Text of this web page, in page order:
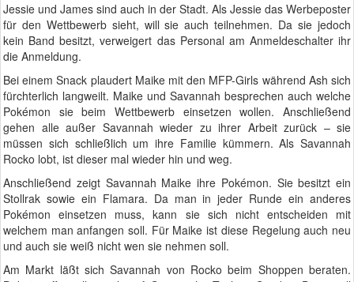
Jessie und James sind auch in der Stadt. Als Jessie das Werbeposter
für den Wettbewerb sieht, will sie auch teilnehmen. Da sie jedoch
kein Band besitzt, verweigert das Personal am Anmeldeschalter ihr
die Anmeldung.
Bei einem Snack plaudert Maike mit den MFP-Girls während Ash sich
fürchterlich langweilt. Maike und Savannah besprechen auch welche
Pokémon sie beim Wettbewerb einsetzen wollen. Anschließend
gehen alle außer Savannah wieder zu ihrer Arbeit zurück – sie
müssen sich schließlich um ihre Familie kümmern. Als Savannah
Rocko lobt, ist dieser mal wieder hin und weg.
Anschließend zeigt Savannah Maike ihre Pokémon. Sie besitzt ein
Stollrak sowie ein Flamara. Da man in jeder Runde ein anderes
Pokémon einsetzen muss, kann sie sich nicht entscheiden mit
welchem man anfangen soll. Für Maike ist diese Regelung auch neu
und auch sie weiß nicht wen sie nehmen soll.
Am Markt läßt sich Savannah von Rocko beim Shoppen beraten.